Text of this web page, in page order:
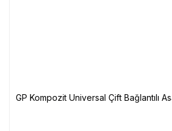
GP Kompozit Universal Çift Bağlantılı